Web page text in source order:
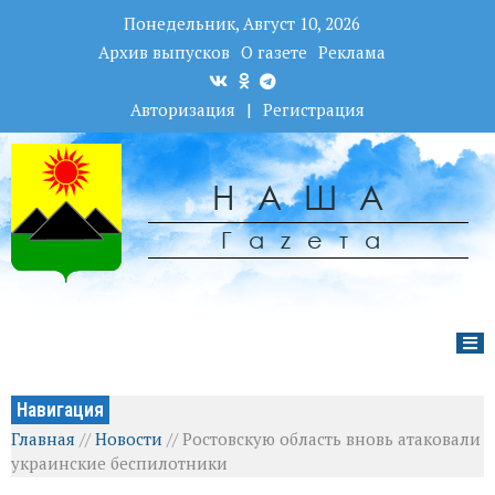
Понедельник, Август 10, 2026
Архив выпусков О газете Реклама
Авторизация | Регистрация
НАША
Гаzета
Навигация
Главная //Новости //Ростовскую область вновь атаковали
украинские беспилотники